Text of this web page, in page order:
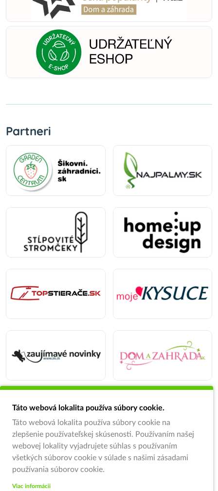
Partneri
Táto webová lokalita používa súbory cookie.
Táto webová lokalita používa súbory cookie na
zlepšenie používateľskej skúsenosti. Používaním našej
webovej lokality vyjadrujete súhlas s používaním
všetkých súborov cookie v súlade s našimi zásadami
používania súborov cookie.
Viac informácii